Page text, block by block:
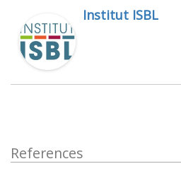
Institut ISBL
References